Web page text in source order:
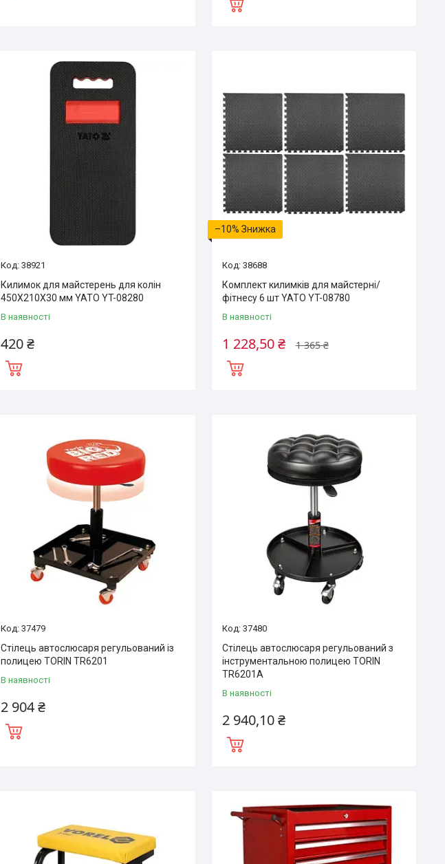
38921
Килимок для майстерень для колін
450X210X30 мм YATO YT-08280
В наявності
420 ₴
–10%
38688
Комплект килимків для майстерні/
фітнесу 6 шт YATO YT-08780
В наявності
1 365 ₴
1 228,50 ₴
37479
Стілець автослюсаря регульований із
полицею TORIN TR6201
В наявності
2 904 ₴
37480
Стілець автослюсаря регульований з
інструментальною полицею TORIN
TR6201A
В наявності
2 940,10 ₴